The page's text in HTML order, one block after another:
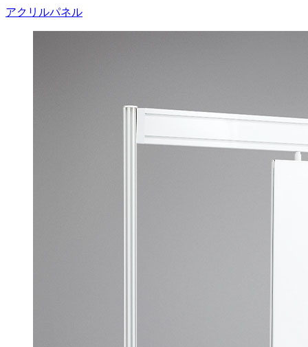
アクリルパネル